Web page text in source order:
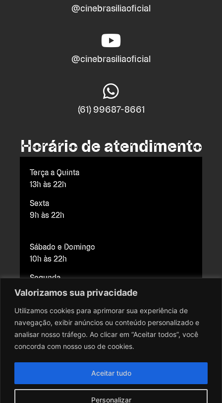
Valorizamos sua privacidade
Utilizamos cookies para aprimorar sua experiência de
navegação, exibir anúncios ou conteúdo personalizado e
analisar nosso tráfego. Ao clicar em “Aceitar todos”, você
concorda com nosso uso de cookies.
Personalizar
Aceitar tudo
@cinebrasiliaoficial
@cinebrasiliaoficial
(61) 99687-8661
Horário de atendimento
Terça a Quinta
13h às 22h
Sexta
9h às 22h
Sábado e Domingo
10h às 22h
Segunda
Fechado para manutenção
Copyright © 2026 Cine Brasília. Todos os direitos reservados.
Todo o conteúdo do site, todas as fotos, imagens, logotipos,
dress, aqui veiculados são de propriedade exclusiva do Cine
Brasília. É vedada qualquer reprodução, total ou parcial, de
qualquer elemento de identidade, sem expressa autorização. A